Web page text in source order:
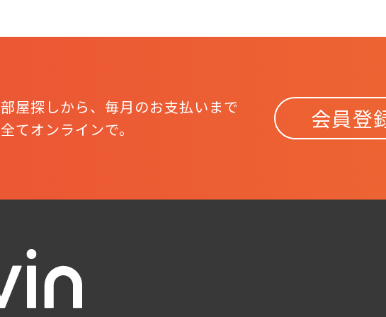
部屋探しから、毎月のお支払いまで
全てオンラインで。
会員登